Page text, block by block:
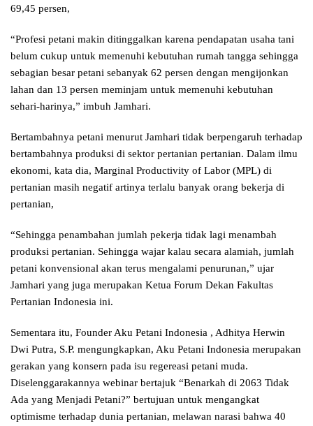
69,45 persen,
“Profesi petani makin ditinggalkan karena pendapatan usaha tani
belum cukup untuk memenuhi kebutuhan rumah tangga sehingga
sebagian besar petani sebanyak 62 persen dengan mengijonkan
lahan dan 13 persen meminjam untuk memenuhi kebutuhan
sehari-harinya,” imbuh Jamhari.
Bertambahnya petani menurut Jamhari tidak berpengaruh terhadap
bertambahnya produksi di sektor pertanian pertanian. Dalam ilmu
ekonomi, kata dia, Marginal Productivity of Labor (MPL) di
pertanian masih negatif artinya terlalu banyak orang bekerja di
pertanian,
“Sehingga penambahan jumlah pekerja tidak lagi menambah
produksi pertanian. Sehingga wajar kalau secara alamiah, jumlah
petani konvensional akan terus mengalami penurunan,” ujar
Jamhari yang juga merupakan Ketua Forum Dekan Fakultas
Pertanian Indonesia ini.
Sementara itu, Founder Aku Petani Indonesia , Adhitya Herwin
Dwi Putra, S.P. mengungkapkan, Aku Petani Indonesia merupakan
gerakan yang konsern pada isu regereasi petani muda.
Diselenggarakannya webinar bertajuk “Benarkah di 2063 Tidak
Ada yang Menjadi Petani?” bertujuan untuk mengangkat
optimisme terhadap dunia pertanian, melawan narasi bahwa 40